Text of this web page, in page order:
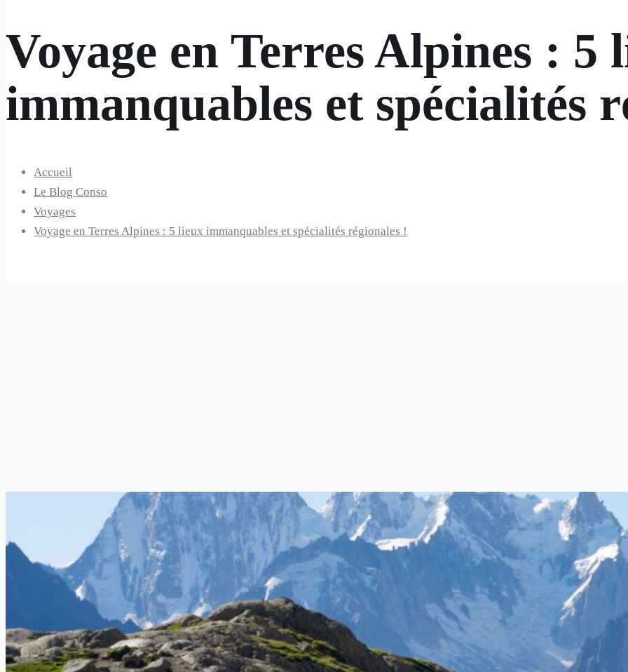
Voyage en Terres Alpines : 5
immanquables et spécialités
Accueil
Le Blog Conso
Voyages
Voyage en Terres Alpines : 5 lieux immanquables et spécialités régionales !